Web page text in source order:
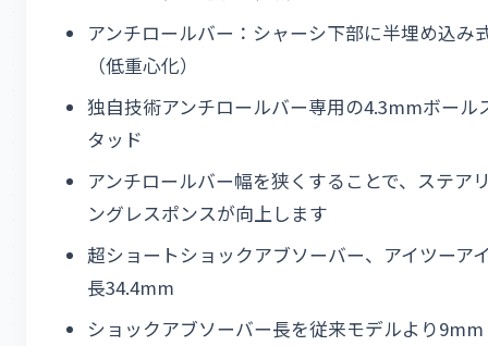
アンチロールバー：シャーシ下部に半埋め込み
（低重心化）
独自技術アンチロールバー専用の4.3mmボール
タッド
アンチロールバー幅を狭くすることで、ステア
ングレスポンスが向上します
超ショートショックアブソーバー、アイツーア
長34.4mm
ショックアブソーバー長を従来モデルより9mm